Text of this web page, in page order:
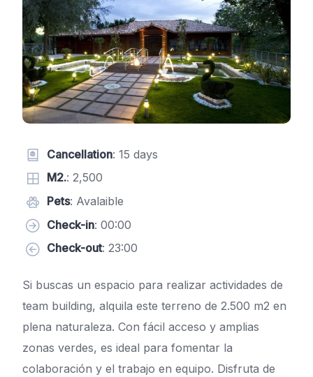
Cancellation: 15 days
M2.: 2,500
Pets: Avalaible
Check-in: 00:00
Check-out: 23:00
Si buscas un espacio para realizar actividades de
team building, alquila este terreno de 2.500 m2 en
plena naturaleza. Con fácil acceso y amplias
zonas verdes, es ideal para fomentar la
colaboración y el trabajo en equipo. Disfruta de